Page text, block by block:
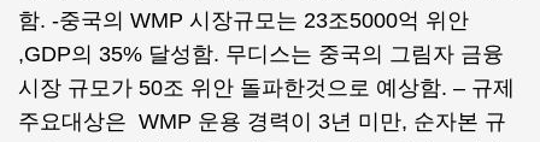
함. -중국의 WMP 시장규모는 23조5000억 위안
,GDP의 35% 달성함. 무디스는 중국의 그림자 금융
시장 규모가 50조 위안 돌파한것으로 예상함. – 규제
주요대상은 WMP 운용 경력이 3년 미만, 순자본 규